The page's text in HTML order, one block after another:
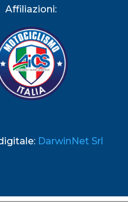
Affiliazioni:
DarwinNet Srl